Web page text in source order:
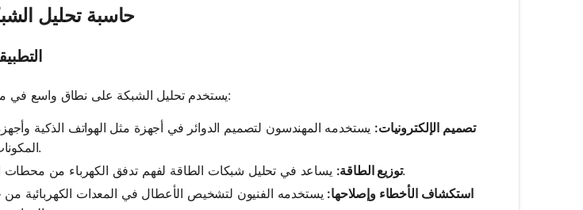
حاسبة تحليل
يستخدم تحليل الشبكة على نطاق واسع في مختلف مجالات الهندسة الكهربائية:
تصميم الإلكترونيات: يستخدمه المهندسون لتصميم الدوائر في أجهزة مثل الهواتف الذكية
المكونات على التيار والجهد الصحيحين.
توزيع الطاقة:يساعد في تحليل شبكات الطاقة لفهم تدفق الكهرباء من محطات الطاقة إلى المنازل والشركات.
استكشاف الأخطاء وإصلاحها: يستخدمه الفنيون لتشخيص الأعطال في المعدات الكهربائية من